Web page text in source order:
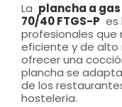
La plancha a gas
70/40 FTGS-P es
profesionales que
eficiente y de alto
ofrecer una
plancha se
de los
hostelería.